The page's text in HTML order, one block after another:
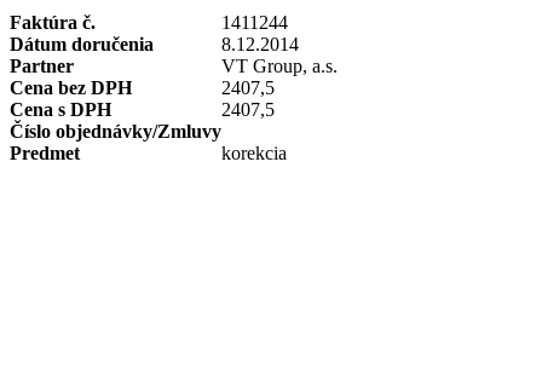
Faktúra č.
1411244
Dátum doručenia
8.12.2014
Partner
VT Group, a.s.
Cena bez DPH
2407,5
Cena s DPH
2407,5
Číslo objednávky/Zmluvy
Predmet
korekcia